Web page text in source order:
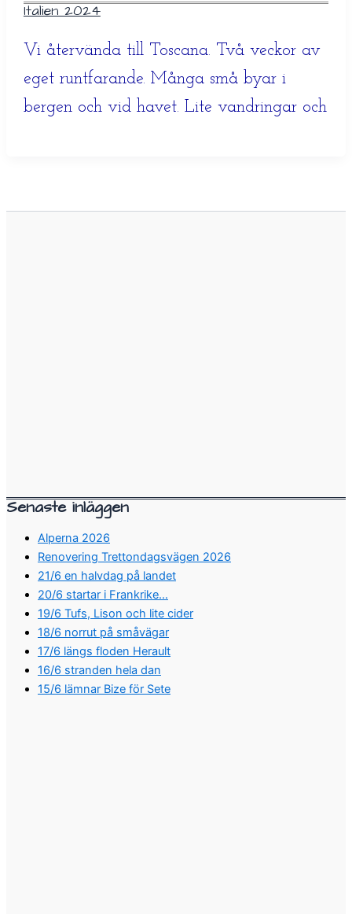
Italien 2024
Vi återvända till Toscana. Två veckor av
eget runtfarande. Många små byar i
bergen och vid havet. Lite vandringar och
Senaste inläggen
Alperna 2026
Renovering Trettondagsvägen 2026
21/6 en halvdag på landet
20/6 startar i Frankrike…
19/6 Tufs, Lison och lite cider
18/6 norrut på småvägar
17/6 längs floden Herault
16/6 stranden hela dan
15/6 lämnar Bize för Sete